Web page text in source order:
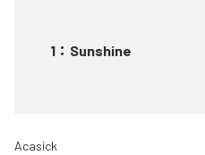
1 ： Sunshine
Acasick